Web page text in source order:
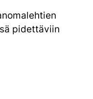
pidettäviin